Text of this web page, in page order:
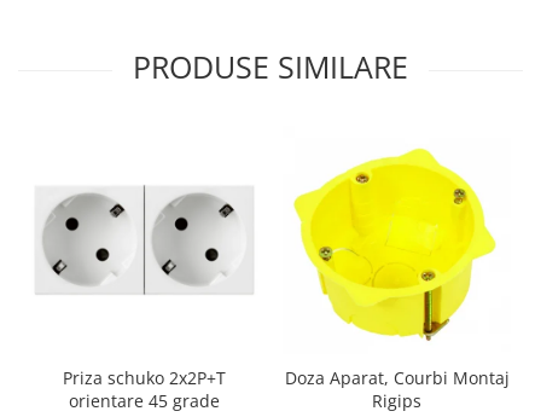
PRODUSE SIMILARE
Priza schuko 2x2P+T
orientare 45 grade
Doza Aparat, Courbi Montaj
Rigips